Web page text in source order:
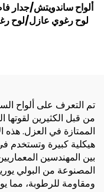
ألواح ساندويتش/جدار
لوح رغوي عازل/لوح
تم التعرف على ألواح
من قبل الكثيرين لقوتها
الممتازة في العزل. هذه
هيكلية كبيرة وتستخدم
بين المهندسين
المصنوعة من البولي
ومقاومة للرطوبة، مما